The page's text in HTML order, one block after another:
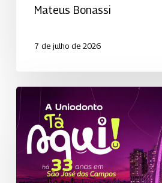
Mateus Bonassi
7 de julho de 2026
Uniodonto
de
São
José
Campos